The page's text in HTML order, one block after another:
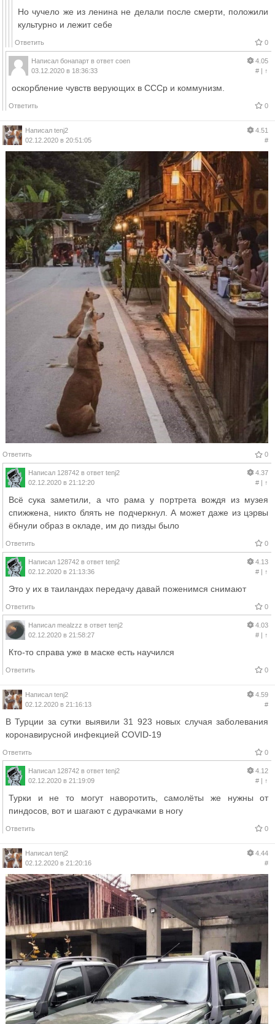
Но чучело же из ленина не делали после смерти, положили
культурно и лежит себе
Ответить 0
Написал бонапарт в ответ coen
03.12.2020 в 18:36:33
4.05
#| ↑
оскорбление чувств верующих в СССр и коммунизм.
Ответить 0
Написал tenj2
02.12.2020 в 20:51:05
4.51
#
Ответить 0
Написал 128742 в ответ tenj2
02.12.2020 в 21:12:20
4.37
#| ↑
Всё сука заметили, а что рама у портрета вождя из музея
спижжена, никто блять не подчеркнул. А может даже из цэрвы
ёбнули образ в окладе, им до пизды было
Ответить 0
Написал 128742 в ответ tenj2
02.12.2020 в 21:13:36
4.13
#| ↑
Это у их в таиландах передачу давай поженимся снимают
Ответить 0
Написал mealzzz в ответ tenj2
02.12.2020 в 21:58:27
4.03
#| ↑
Кто-то справа уже в маске есть научился
Ответить 0
Написал tenj2
02.12.2020 в 21:16:13
4.59
#
В Турции за сутки выявили 31 923 новых случая заболевания
коронавирусной инфекцией COVID-19
Ответить 0
Написал 128742 в ответ tenj2
02.12.2020 в 21:19:09
4.12
#| ↑
Турки и не то могут наворотить, самолёты же нужны от
пиндосов, вот и шагают с дурачками в ногу
Ответить 0
Написал tenj2
02.12.2020 в 21:20:16
4.44
#